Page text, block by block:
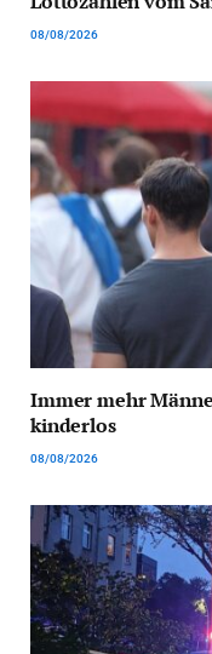
08/08/2026
Immer mehr
kinderlos
08/08/2026